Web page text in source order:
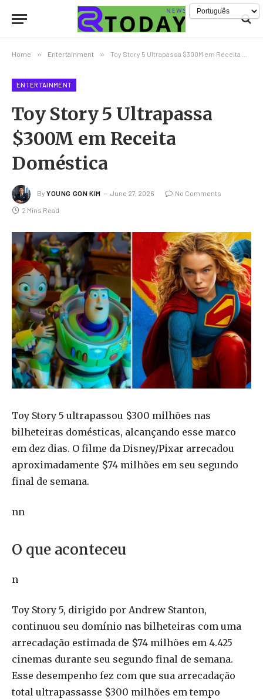
Home » Entertainment » Toy Story 5 Ultrapassa $300M em Receita Doméstica
ENTERTAINMENT
Toy Story 5 Ultrapassa
$300M em Receita
Doméstica
By YOUNG GON KIM June 27, 2026 No Comments
2 Mins Read
Toy Story 5 ultrapassou $300 milhões nas
bilheteiras domésticas, alcançando esse marco
em dez dias. O filme da Disney/Pixar arrecadou
aproximadamente $74 milhões em seu segundo
final de semana.
nn
O que aconteceu
n
Toy Story 5, dirigido por Andrew Stanton,
continuou seu domínio nas bilheteiras com uma
arrecadação estimada de $74 milhões em 4.425
cinemas durante seu segundo final de semana.
Esse desempenho fez com que sua arrecadação
total ultrapassasse $300 milhões em tempo